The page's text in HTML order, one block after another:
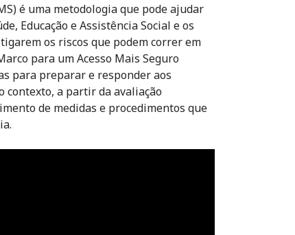
é uma metodologia que pode ajudar
Educação e Assistência Social e os
os riscos que podem correr em
para um Acesso Mais Seguro
para preparar e responder aos
contexto, a partir da avaliação
de medidas e procedimentos que